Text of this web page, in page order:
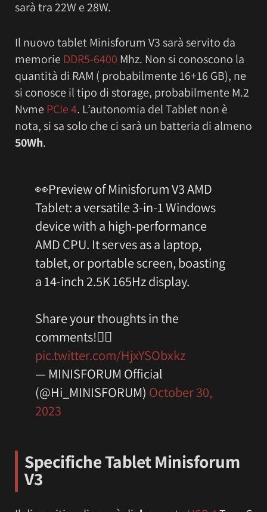
sarà tra 22W e 28W.
Il nuovo tablet Minisforum V3 sarà servito da
memorie DDR5-6400 Mhz. Non si conoscono la
quantità di RAM ( probabilmente 16+16 GB), ne
si conosce il tipo di storage, probabilmente M.2
Nvme PCIe 4. L’autonomia del Tablet non è
nota, si sa solo che ci sarà un batteria di almeno
50Wh.
👀Preview of Minisforum V3 AMD
Tablet: a versatile 3-in-1 Windows
device with a high-performance
AMD CPU. It serves as a laptop,
tablet, or portable screen, boasting
a 14-inch 2.5K 165Hz display.
Share your thoughts in the
comments!👂🏻
pic.twitter.com/HjxYSObxkz
— MINISFORUM Official
(@Hi_MINISFORUM) October 30,
2023
Specifiche Tablet Minisforum
V3